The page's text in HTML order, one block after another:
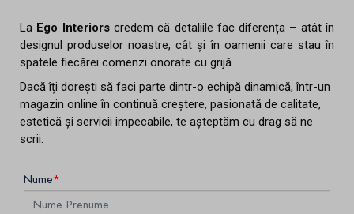
La Ego Interiorscredem că detaliile fac diferența – atât în
designul produselor noastre, cât și în oamenii care stau în
spatele fiecărei comenzi onorate cu grijă.
Dacă îți dorești să faci parte dintr-o echipă dinamică, într-un
magazin online în continuă creștere, pasionată de calitate,
estetică și servicii impecabile, te așteptăm cu drag să ne
scrii.
Nume